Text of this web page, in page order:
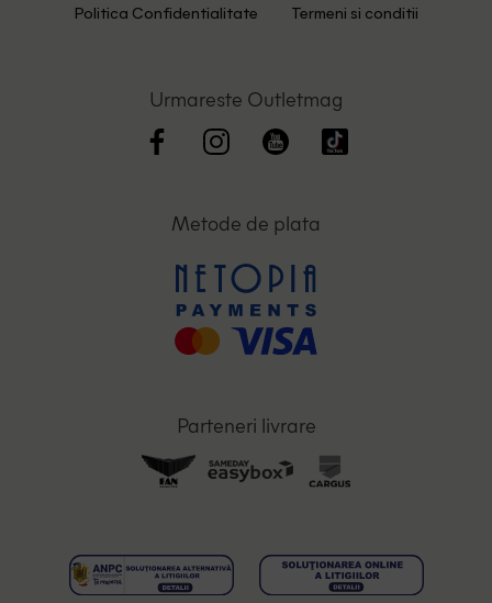
Politica Confidentialitate Termeni si conditii
Urmareste Outletmag
Metode de plata
Parteneri livrare